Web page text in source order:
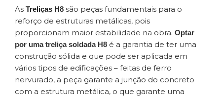
As Treliças H8 são peças fundamentais para o
reforço de estruturas metálicas, pois
proporcionam maior estabilidade na obra. Optar
por uma treliça soldada H8 é a garantia de ter uma
construção sólida e que pode ser aplicada em
vários tipos de edificações – feitas de ferro
nervurado, a peça garante a junção do concreto
com a estrutura metálica, o que garante uma